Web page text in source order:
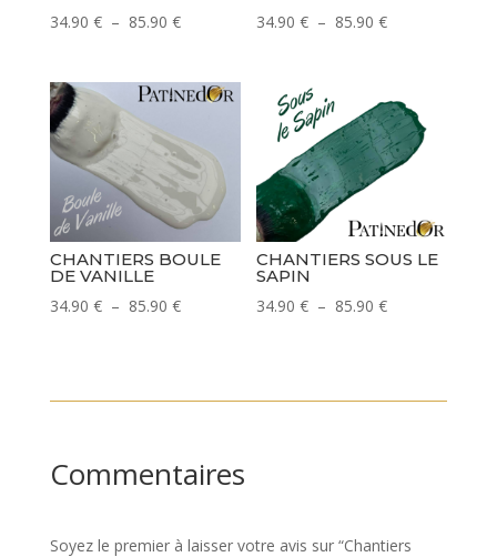
34.90 € – 85.90 €Plage
prix :
34.90 €
à
85.90 €
34.90€ – 85.90€Plage
34.90 €
à
85.90 €
CHANTIERS BOULE
DE VANILLE
34.90 € – 85.90 €Plage
CHANTIERS SOUS LE
SAPIN
34.90€ – 85.90€Plage
Commentaires
Soyez le premier à laisser votre avis sur “Chantiers